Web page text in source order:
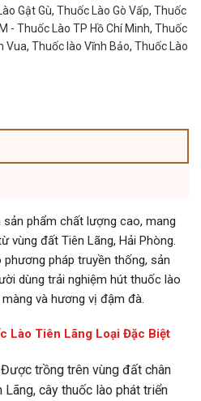
Gật Gù, Thuốc Lào Gò Vấp, Thuốc
- Thuốc Lào TP Hồ Chí Minh, Thuốc
Vua, Thuốc lào Vĩnh Bảo, Thuốc Lào
phẩm chất lượng cao, mang
vùng đất Tiên Lãng, Hải Phòng.
pháp truyền thống, sản
dùng trải nghiệm hút thuốc lào
và hương vị đậm đà.
Lào Tiên Lãng Loại Đặc Biệt
trồng trên vùng đất chân
cây thuốc lào phát triển